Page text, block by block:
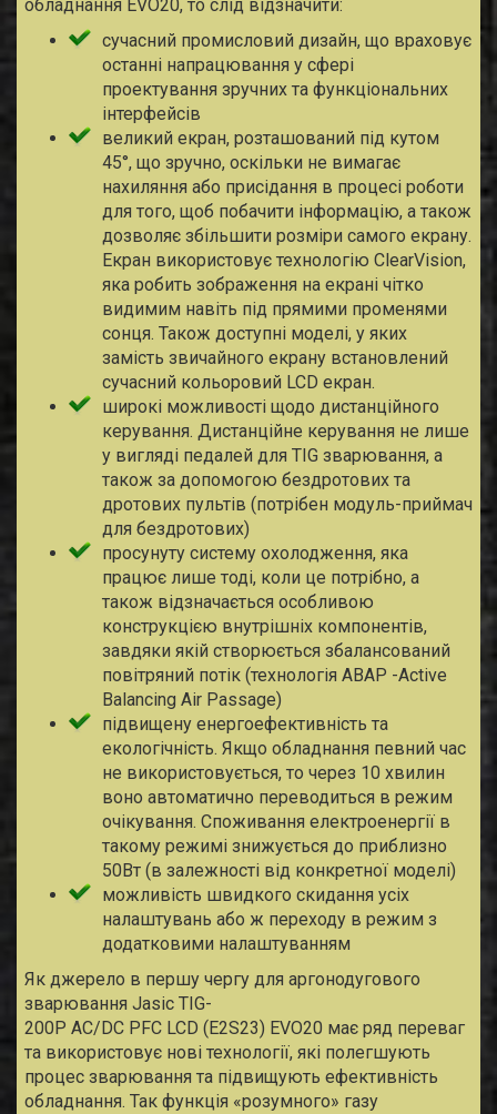
обладнання EVO20, то слід відзначити:
сучасний промисловий дизайн, що враховує
останні напрацювання у сфері
проектування зручних та функціональних
інтерфейсів
великий екран, розташований під кутом
45°, що зручно, оскільки не вимагає
нахиляння або присідання в процесі роботи
для того, щоб побачити інформацію, а також
дозволяє збільшити розміри самого екрану.
Екран використовує технологію ClearVision,
яка робить зображення на екрані чітко
видимим навіть під прямими променями
сонця. Також доступні моделі, у яких
замість звичайного екрану встановлений
сучасний кольоровий LCD екран.
широкі можливості щодо дистанційного
керування. Дистанційне керування не лише
у вигляді педалей для TIG зварювання, а
також за допомогою бездротових та
дротових пультів (потрібен модуль-приймач
для бездротових)
просунуту систему охолодження, яка
працює лише тоді, коли це потрібно, а
також відзначається особливою
конструкцією внутрішніх компонентів,
завдяки якій створюється збалансований
повітряний потік (технологія ABAP -Active
Balancing Air Passage)
підвищену енергоефективність та
екологічність. Якщо обладнання певний час
не використовується, то через 10 хвилин
воно автоматично переводиться в режим
очікування. Споживання електроенергії в
такому режимі знижується до приблизно
50Вт (в залежності від конкретної моделі)
можливість швидкого скидання усіх
налаштувань або ж переходу в режим з
додатковими налаштуванням
Як джерело в першу чергу для аргонодугового
зварювання Jasic TIG-
200P AC/DC PFC LCD (E2S23) EVO20 має ряд переваг
та використовує нові технології, які полегшують
процес зварювання та підвищують ефективність
обладнання. Так функція «розумного» газу